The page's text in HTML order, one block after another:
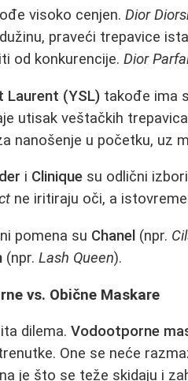
visoko cenjen.Dior
praveći trepavice
od konkurencije.Dior
Laurent (YSL) takođe ima
utisak veštačkih
nanošenje u početku, uz
i Clinique su odlični
ne iritiraju oči, a
pomena su Chanel (npr.
(npr.Lash Queen).
vs. Obične Maskare
dilema.Vodootporne
One se neće
je što se teže skidaju i